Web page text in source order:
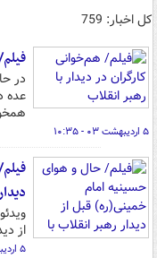
کل اخبار: 759
در
عده
۵ اردیبهشت ۰۳ - ۱۰:۳۵
از
۵ اردیبهشت ۰۳ - ۱۰:۰۶